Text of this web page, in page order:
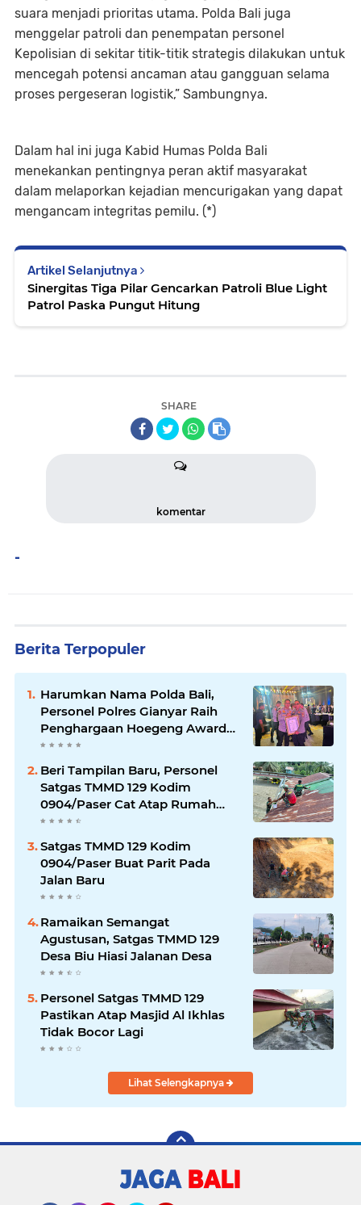
suara menjadi prioritas utama. Polda Bali juga
menggelar patroli dan penempatan personel
Kepolisian di sekitar titik-titik strategis dilakukan untuk
mencegah potensi ancaman atau gangguan selama
proses pergeseran logistik,” Sambungnya.
Dalam hal ini juga Kabid Humas Polda Bali
menekankan pentingnya peran aktif masyarakat
dalam melaporkan kejadian mencurigakan yang dapat
mengancam integritas pemilu. (*)
Artikel Selanjutnya
Sinergitas Tiga Pilar Gencarkan Patroli Blue Light
Patrol Paska Pungut Hitung
SHARE
komentar
-
Berita Terpopuler
Harumkan Nama Polda Bali,
Personel Polres Gianyar Raih
Penghargaan Hoegeng Awards
2026
Beri Tampilan Baru, Personel
Satgas TMMD 129 Kodim
0904/Paser Cat Atap Rumah
Marbot
Satgas TMMD 129 Kodim
0904/Paser Buat Parit Pada
Jalan Baru
Ramaikan Semangat
Agustusan, Satgas TMMD 129
Desa Biu Hiasi Jalanan Desa
Personel Satgas TMMD 129
Pastikan Atap Masjid Al Ikhlas
Tidak Bocor Lagi
Lihat Selengkapnya